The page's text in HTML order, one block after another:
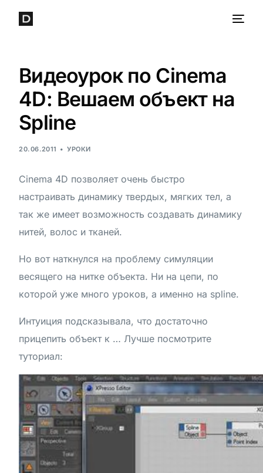
Видеоурок по Cinema
4D: Вешаем объект на
Spline
20.06.2011 УРОКИ
Cinema 4D позволяет очень быстро
настраивать динамику твердых, мягких тел, а
так же имеет возможность создавать динамику
нитей, волос и тканей.
Но вот наткнулся на проблему симуляции
весящего на нитке объекта. Ни на цепи, по
которой уже много уроков, а именно на spline.
Интуиция подсказывала, что достаточно
прицепить объект к … Лучше посмотрите
туториал: